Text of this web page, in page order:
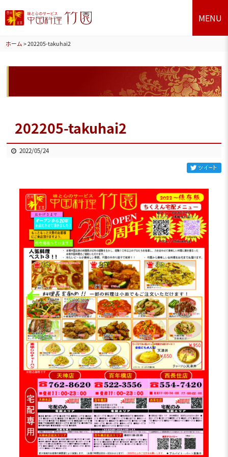
MENU
ホーム >202205-takuhai2
202205-takuhai2
2022/05/24